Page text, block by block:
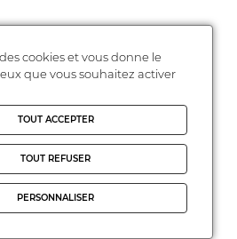
cookies et vous donne le
que vous souhaitez activer
TOUT ACCEPTER
TOUT REFUSER
PERSONNALISER